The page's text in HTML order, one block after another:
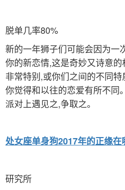
脱单几率80%
新的一年狮子们可能会因为一
你的新恋情,这是奇妙又诗意
非常特别,或你们之间的不同
你觉得和以往的恋爱有所不同
派对上遇见之,争取之。
处女座单身狗2017年的正缘在
研究所